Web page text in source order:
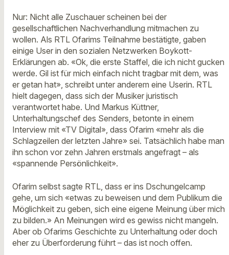
Nur: Nicht alle Zuschauer scheinen bei der
gesellschaftlichen Nachverhandlung mitmachen zu
wollen. Als RTL Ofarims Teilnahme bestätigte, gaben
einige User in den sozialen Netzwerken Boykott-
Erklärungen ab. «Ok, die erste Staffel, die ich nicht gucken
werde. Gil ist für mich einfach nicht tragbar mit dem, was
er getan hat», schreibt unter anderem eine Userin. RTL
hielt dagegen, dass sich der Musiker juristisch
verantwortet habe. Und Markus Küttner,
Unterhaltungschef des Senders, betonte in einem
Interview mit «TV Digital», dass Ofarim «mehr als die
Schlagzeilen der letzten Jahre» sei. Tatsächlich habe man
ihn schon vor zehn Jahren erstmals angefragt – als
«spannende Persönlichkeit».
Ofarim selbst sagte RTL, dass er ins Dschungelcamp
gehe, um sich «etwas zu beweisen und dem Publikum die
Möglichkeit zu geben, sich eine eigene Meinung über mich
zu bilden.» An Meinungen wird es gewiss nicht mangeln.
Aber ob Ofarims Geschichte zu Unterhaltung oder doch
eher zu Überforderung führt – das ist noch offen.